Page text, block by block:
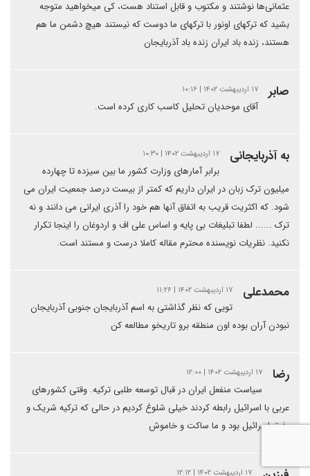
عثمانی‌ها نوشتند و مکتوب و قابل استناد هست، کی میخواهید متوجه
بشید که ترکهای اونور با ترکهای ما دوست که نیستند هیچ دشمن ما هم
هستند، زنده باد ایران زنده باد آذربایجان
صابر ۱۷ اردیبهشت ۱۴۰۲ | ۱۰:۱۶
آقای موحدیان تحلیل کاسب کاری کرده است.
به آذربایجانی ۱۷ اردیبهشت ۱۴۰۲ | ۱۰:۳۰
برابر آمارهای وزارت کشور ما بین سیزده تا چهارده
میلیون ترک زبان در ایران داریم که کمتر از بیست درصد جمعیت ایران می
شود. که اکثریت قریب به اتفاق آنها هم خود را آذری ایرانی می دانند و نه
ترک ...... لطفا تبلیغات بی پایه و اساس علی اف و اردوغان را اینجا تکرار
نکنید. نظریات نویسنده محترم مقاله کاملا درست و مستند است.
محمدعلی ۱۷ اردیبهشت ۱۴۰۲ | ۱۱:۲۶
تویی که نظر گذاشتی به اسم آذربایجان جنوبی آذربایجان
نبودن آران بوده اون منطقه برو تاریخو مطالعه کن
رضا ۱۷ اردیبهشت ۱۴۰۲ | ۱۲:۰۰
سیاست منفعل ایران در قبال توسعه طلبی ترکیه. وقتی کشورهای
عربی با اسرائیل رابطه کردند خیلی شلوغ کردیم در حالی که ترکیه شریک و
رفیق اسرائیل بود و ما ساکت و خاموش
۱۷ اردیبهشت ۱۴۰۲ | ۱۲:۱۲